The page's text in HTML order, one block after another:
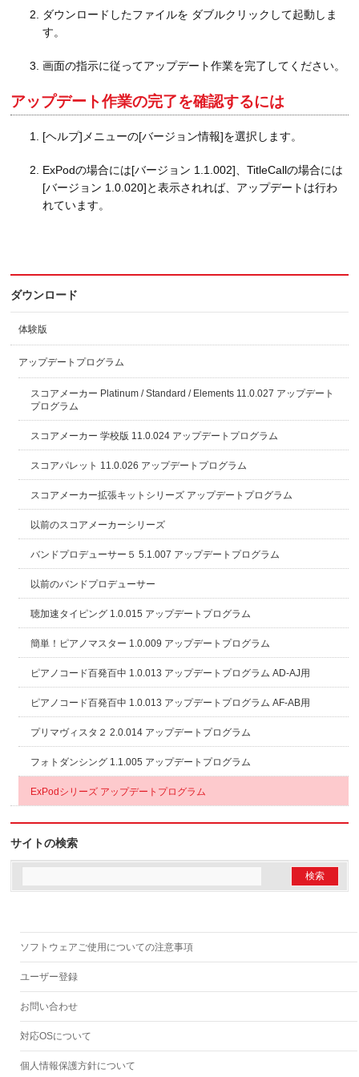
ダウンロードしたファイルを ダブルクリックして起動しま
す。
画面の指示に従ってアップデート作業を完了してください。
アップデート作業の完了を確認するには
[ヘルプ]メニューの[バージョン情報]を選択します。
ExPodの場合には[バージョン 1.1.002]、TitleCallの場合には
[バージョン 1.0.020]と表示されれば、アップデートは行わ
れています。
ダウンロード
体験版
アップデートプログラム
スコアメーカー Platinum / Standard / Elements 11.0.027 アップデート
プログラム
スコアメーカー 学校版 11.0.024 アップデートプログラム
スコアパレット 11.0.026 アップデートプログラム
スコアメーカー拡張キットシリーズ アップデートプログラム
以前のスコアメーカーシリーズ
バンドプロデューサー５ 5.1.007 アップデートプログラム
以前のバンドプロデューサー
聴加速タイピング 1.0.015 アップデートプログラム
簡単！ピアノマスター 1.0.009 アップデートプログラム
ピアノコード百発百中 1.0.013 アップデートプログラム AD-AJ用
ピアノコード百発百中 1.0.013 アップデートプログラム AF-AB用
プリマヴィスタ２ 2.0.014 アップデートプログラム
フォトダンシング 1.1.005 アップデートプログラム
ExPodシリーズ アップデートプログラム
サイトの検索
ソフトウェアご使用についての注意事項
ユーザー登録
お問い合わせ
対応OSについて
個人情報保護方針について